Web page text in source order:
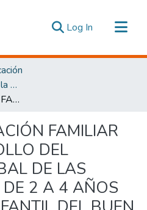
Log In (current)
Maestría en Ciencias de la Educación, Mención Educación Parvularia
LA DESINTEGRACIÓN FAMILIAR EN EL DESARROLLO DEL LENGUAJE VERBAL DE LAS NIÑAS Y NIÑOS DE 2 A 4 AÑOS DEL CENTRO INFANTIL DEL BUEN VIVIR “SEMILLITAS SIGCHENSES” DEL CANTÓN SIGCHOS, PROVINCIA DE COTOPAXI, EN EL AÑO 2015
FAMILIAR
DEL
DE LAS
2 A 4 AÑOS